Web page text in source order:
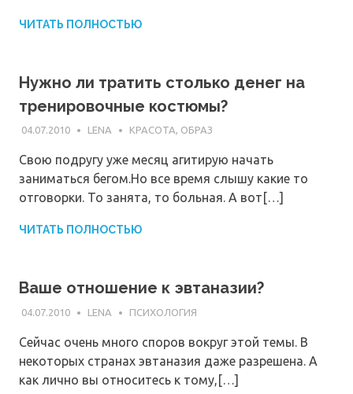
ЧИТАТЬ ПОЛНОСТЬЮ
Нужно ли тратить столько денег на
тренировочные костюмы?
04.07.2010 LENA КРАСОТА, ОБРАЗ
Свою подругу уже месяц агитирую начать
заниматься бегом.Но все время слышу какие то
отговорки. То занята, то больная. А вот[…]
ЧИТАТЬ ПОЛНОСТЬЮ
Ваше отношение к эвтаназии?
04.07.2010 LENA ПСИХОЛОГИЯ
Сейчас очень много споров вокруг этой темы. В
некоторых странах эвтаназия даже разрешена. А
как лично вы относитесь к тому,[…]